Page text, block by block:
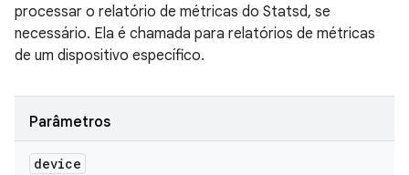
processar o relatório de métricas do Statsd, se
necessário. Ela é chamada para relatórios de métricas
de um dispositivo específico.
Parâmetros
device